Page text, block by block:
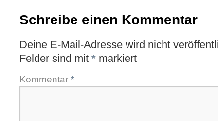
Schreibe einen Kommentar
Deine E-Mail-Adresse wird nicht
Felder sind mit * markiert
Kommentar *